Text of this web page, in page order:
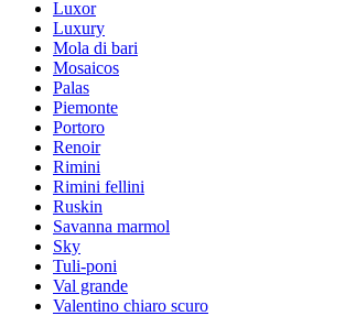
Luxor
Luxury
Mola di bari
Mosaicos
Palas
Piemonte
Portoro
Renoir
Rimini
Rimini fellini
Ruskin
Savanna marmol
Sky
Tuli-poni
Val grande
Valentino chiaro scuro